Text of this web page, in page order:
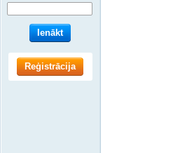
Ienākt
Reģistrācija